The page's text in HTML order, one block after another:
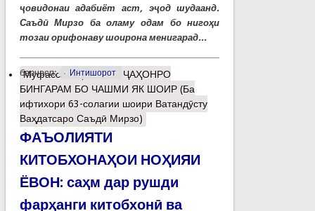
ҷовидонаи адабиёт аст, эҷод шудаанд.
Саъдӣ Мирзо ба оламу одам бо нигоҳи
тозаи орифонаву шоирона менигарад...
барчасп: Интишорот
Муфассалтаро МАН ҶАҲОНРО
БИНГАРАМ БО ЧАШМИ ЯК ШОИР (Ба
ифтихори 63-солагии шоири Ватандӯсту
Ваҳдатсаро Саъдӣ Мирзо)
ФАЪОЛИЯТИ
КИТОБХОНАҲОИ НОҲИЯИ
ЁВОН: саҳм дар рушди
фарҳанги китобхонӣ ва